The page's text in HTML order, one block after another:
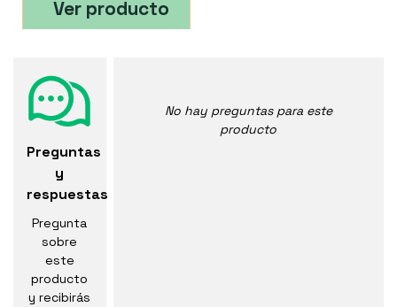
Ver producto
Preguntas
y
respuestas
Pregunta
sobre
este
producto
y recibirás
No hay preguntas para este
producto